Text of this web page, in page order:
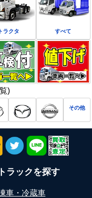
トラクタ すべて
)
その他
ラックを探す
車・冷蔵車